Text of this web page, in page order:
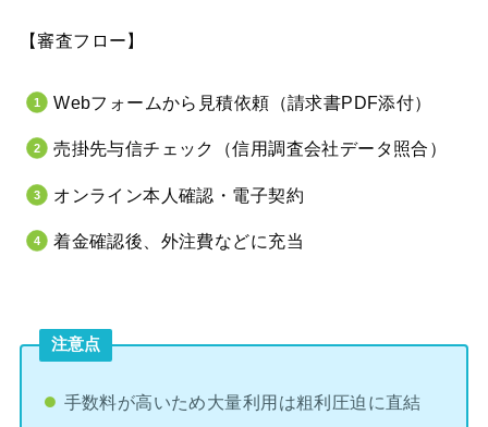
【審査フロー】
Webフォームから見積依頼（請求書PDF添付）
売掛先与信チェック（信用調査会社データ照合）
オンライン本人確認・電子契約
着金確認後、外注費などに充当
注意点
手数料が高いため大量利用は粗利圧迫に直結